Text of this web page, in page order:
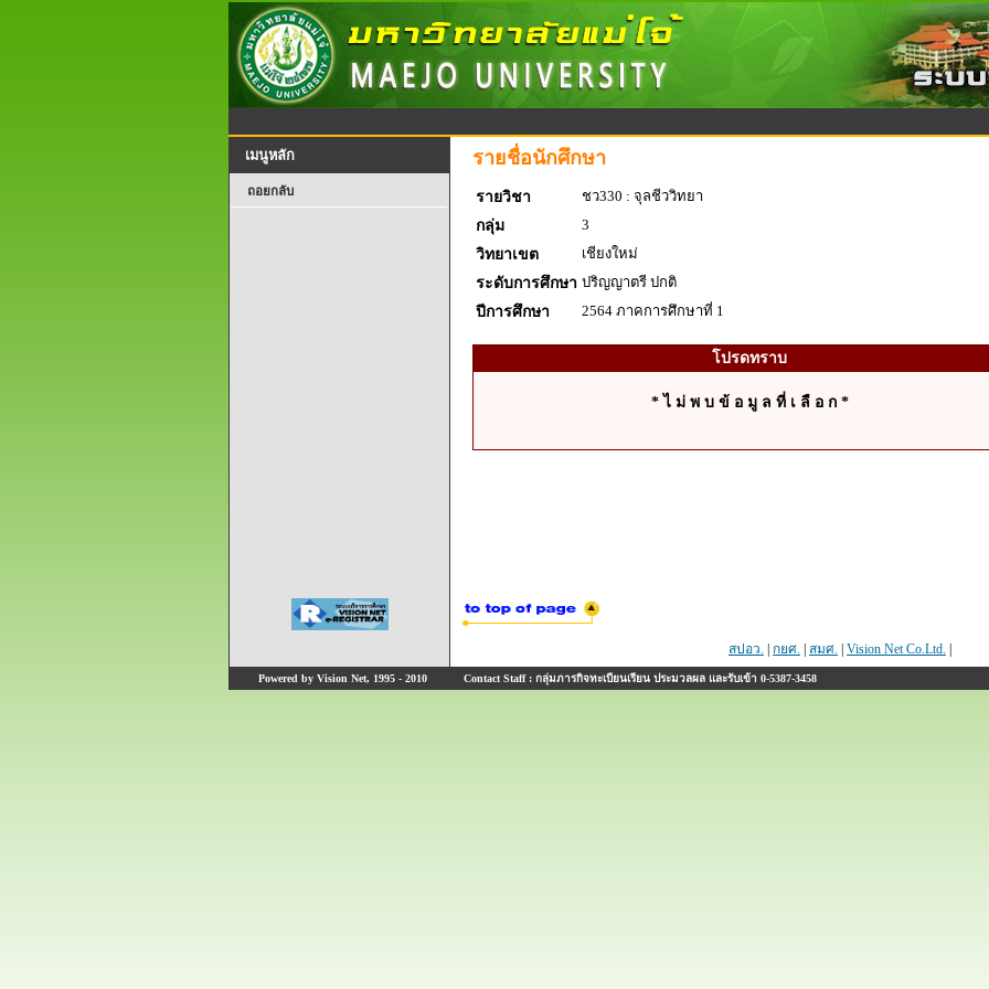
เมนูหลัก
ถอยกลับ
รายชื่อนักศึกษา
รายวิชา
ชว330 : จุลชีววิทยา
กลุ่ม
3
วิทยาเขต
เชียงใหม่
ระดับการศึกษา ปริญญาตรี ปกติ
ปีการศึกษา
2564 ภาคการศึกษาที่ 1
โปรดทราบ
* ไ ม่ พ บ ข้ อ มู ล ที่ เ ลื อ ก *
สปอว. กยศ. สมศ. Vision Net Co.Ltd.
Powered by Vision Net, 1995 - 2010 Contact Staff : กลุ่มภารกิจทะเบียนเรียน ประมวลผล และรับเข้า 0-5387-3458